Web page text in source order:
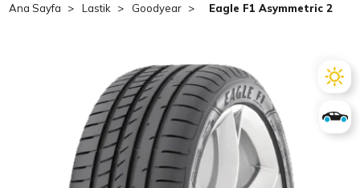
Ana Sayfa Lastik Goodyear Eagle F1 Asymmetric 2